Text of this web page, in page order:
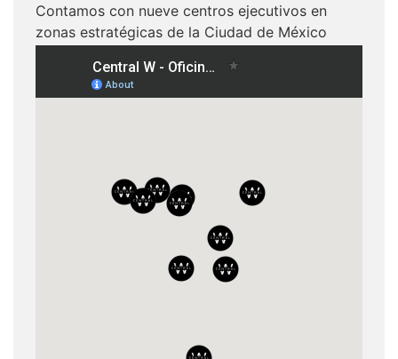
Contamos con nueve centros ejecutivos en
zonas estratégicas de la Ciudad de México